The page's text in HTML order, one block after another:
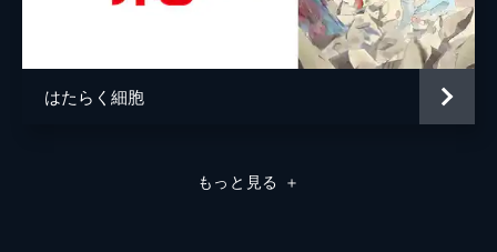
はたらく細胞
もっと見る ＋